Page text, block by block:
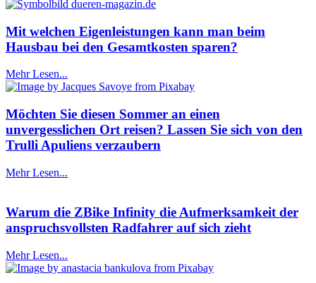
Mit welchen Eigenleistungen kann man beim
Hausbau bei den Gesamtkosten sparen?
Mehr Lesen...
Möchten Sie diesen Sommer an einen
unvergesslichen Ort reisen? Lassen Sie sich von den
Trulli Apuliens verzaubern
Mehr Lesen...
Warum die ZBike Infinity die Aufmerksamkeit der
anspruchsvollsten Radfahrer auf sich zieht
Mehr Lesen...